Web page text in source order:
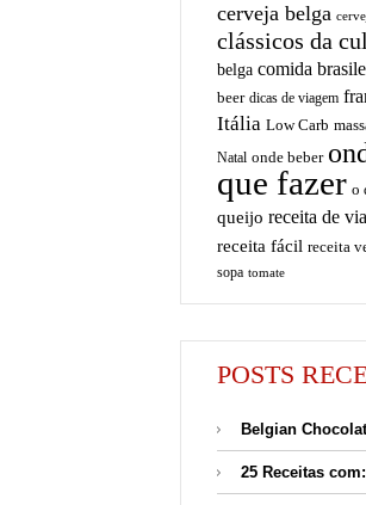
cerveja belga
clássicos da
belga comida
beer dicas de viagem
Itália Low Carb
Natal onde beber
que fazer o
queijo receita de
receita fácil receita
sopa tomate
POSTS
Belgian
25 Receitas